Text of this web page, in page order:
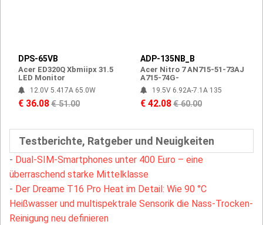
DPS-65VB
Acer ED320Q Xbmiipx 31.5
LED Monitor
12.0V 5.417A 65.0W
€ 36.08€ 51.00
ADP-135NB_B
Acer Nitro 7 AN715-51-73AJ
A715-74G-
19.5V 6.92A-7.1A 135
€ 42.08€ 60.00
Testberichte, Ratgeber und Neuigkeiten
- Dual-SIM-Smartphones unter 400 Euro – eine
überraschend starke Mittelklasse
- Der Dreame T16 Pro Heat im Detail: Wie 90 °C
Heißwasser und multispektrale Sensorik die Nass-Trocken-
Reinigung neu definieren